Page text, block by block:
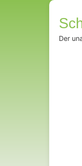
Der